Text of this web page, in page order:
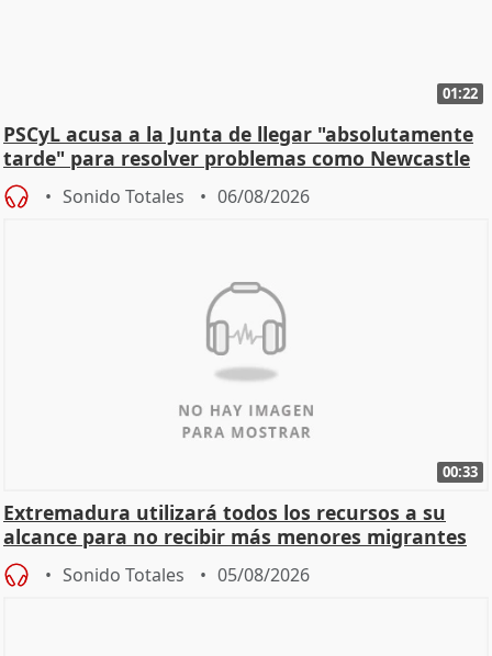
01:22
PSCyL acusa a la Junta de llegar "absolutamente
tarde" para resolver problemas como Newcastle
Sonido Totales 06/08/2026
00:33
Extremadura utilizará todos los recursos a su
alcance para no recibir más menores migrantes
Sonido Totales 05/08/2026